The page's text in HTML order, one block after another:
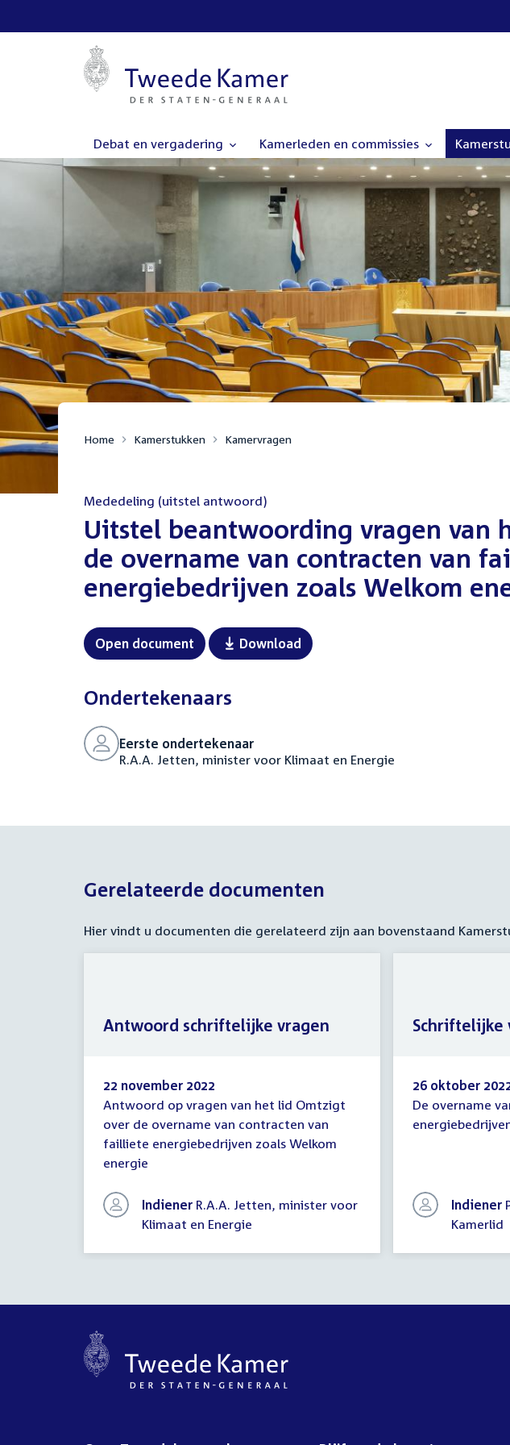
Debat en vergadering Kamerleden en commissies
Home Kamerstukken Kamervragen
Mededeling (uitstel antwoord)
:Uitstel beantwoording vragen van
de overname van contracten van
energiebedrijven zoals Welkom
Open document Download
Ondertekenaars
Eerste ondertekenaar
R.A.A. Jetten, minister voor Klimaat en Energie
Gerelateerde documenten
Hier vindt u documenten die gerelateerd zijn aan bovenstaand
Antwoord
schriftelijke
vragen
22 november 2022
Antwoord op vragen van het lid Omtzigt
over de overname van contracten van
failliete energiebedrijven zoals Welkom
energie
Indiener R.A.A. Jetten, minister voor
Klimaat en Energie
Antwoord schriftelijke vragen
Schriftelijke
vragen
26 oktober
De overname
Indiener
Kamerlid
Schriftelijke